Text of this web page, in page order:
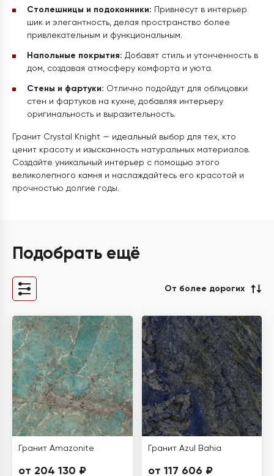
Столешницы и подоконники: Привнесут в интерьер
шик и элегантность, делая пространство более
привлекательным и функциональным.
Напольные покрытия: Добавят стиль и утонченность в
дом, создавая атмосферу комфорта и уюта.
Стены и фартуки: Отлично подойдут для облицовки
стен и фартуков на кухне, добавляя интерьеру
оригинальность и выразительность.
Гранит Crystal Knight — идеальный выбор для тех, кто
ценит красоту и изысканность натуральных материалов.
Создайте уникальный интерьер с помощью этого
великолепного камня и наслаждайтесь его красотой и
прочностью долгие годы.
Подобрать ещё
От более дорогих
Гранит Amazonite
от 204 130 ₽
Гранит Azul Bahia
от 117 606 ₽